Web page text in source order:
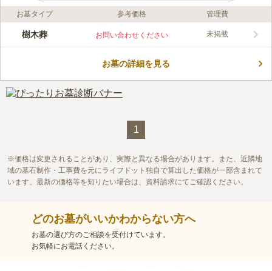
ライフドット編集部のコメント
日当たりがよく開放感がある場所で、風通しがいいので爽やかな
おすすめです。外から見えない境内墓地なので、周辺住民の目を
るのも魅力的です。
口コミ評価
お墓タイプ 参考価格 管理費
樹木葬 お問い合わせください 未掲載
お墓の詳細を見る
1
価格は変更されることがあり、実際と異なる場合があります。また、近隣地
域の墓石制作・工事費を元にライフドット独自で算出した価格が一部含まれて
います。最新の価格等を知りたい場合は、資料請求にてご確認ください。
どのお墓がいいかわからない方へ
お墓の選び方のご相談を受付けています。
お気軽にお電話ください。